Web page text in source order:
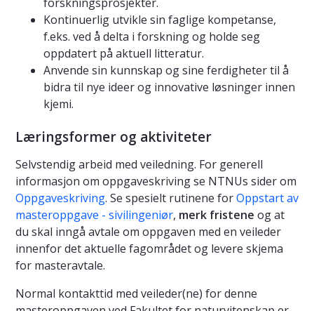
Kontinuerlig utvikle sin faglige kompetanse,
f.eks. ved å delta i forskning og holde seg
oppdatert på aktuell litteratur.
Anvende sin kunnskap og sine ferdigheter til å
bidra til nye ideer og innovative løsninger innen
kjemi.
Læringsformer og aktiviteter
Selvstendig arbeid med veiledning. For generell
informasjon om oppgaveskriving se NTNUs sider om
Oppgaveskriving. Se spesielt rutinene forOppstart av
masteroppgave - sivilingeniør, merk fristene og at
du skal inngå avtale om oppgaven med en veileder
innenfor det aktuelle fagområdet og levere skjema
for masteravtale.
Normal kontakttid med veileder(ne) for denne